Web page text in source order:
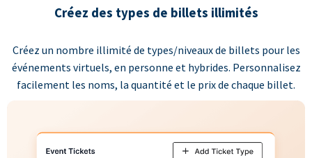
Créez des types de billets illimités
Créez un nombre illimité de types/niveaux de billets pour les
événements virtuels, en personne et hybrides. Personnalisez
facilement les noms, la quantité et le prix de chaque billet.